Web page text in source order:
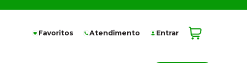
Favoritos Atendimento Entrar